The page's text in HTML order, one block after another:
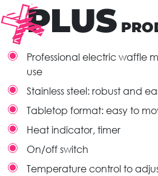
PLUS
Professional electric waffle
use
Stainless steel: robust and
Tabletop format: easy to
Heat indicator, timer
On/off switch
Temperature control to